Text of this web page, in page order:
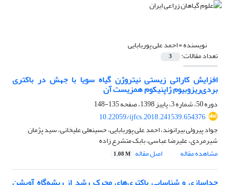
نویسنده =احمد علی پوربابایی
تعداد مقالات: 3
افزایش کارائی زیستی نیتروژن گیاه سویا با جهش در باکتری
بردی‌ریزوبیوم ژاپنیکوم‌ همزیست آن
دوره 50، شماره 3، پاییز 1398، صفحه
135-148
10.22059/ijfcs.2018.241539.654376
جواد پیرولی بیرانوند، احمد علی پوربابایی، حسینعلی علیخانی، سید پژمان
شیرمردی، علیرضا عباسی، بابک متشرع زاده
مشاهده مقاله
اصل مقاله 1.08 M